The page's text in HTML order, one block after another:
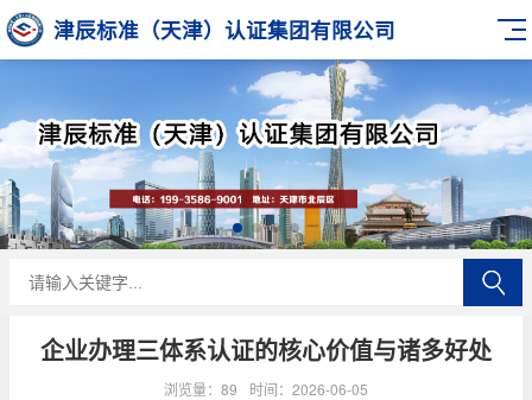
津辰标准（天津）认证集团有限公司
企业办理三体系认证的核心价值与诸多好处
浏览量：89 时间：2026-06-05